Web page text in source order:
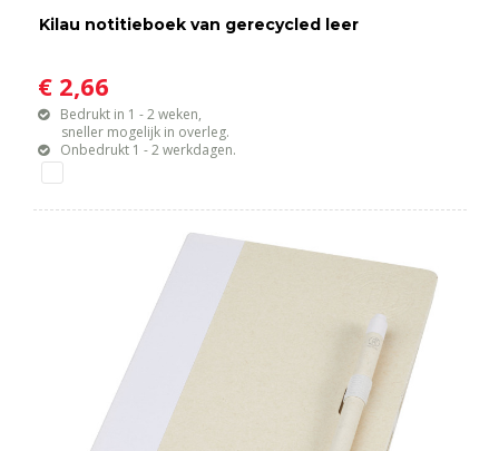
Kilau notitieboek van gerecycled leer
€ 2,66
Bedrukt in 1 - 2 weken,
sneller mogelijk in overleg.
Onbedrukt 1 - 2 werkdagen.